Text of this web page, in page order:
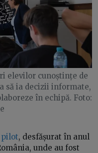
elevilor cunoștințe de
să ia decizii informate,
în echipă. Foto:
pilot, desfășurat în anul
unde au fost